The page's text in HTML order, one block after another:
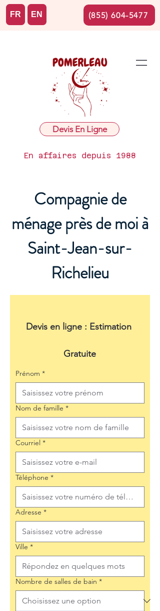
Devis En Ligne
En affaires depuis 1988
FR EN (855) 604-5477
Compagnie de
ménage près de moi à
Saint-Jean-sur-
Richelieu
Devis en ligne : Estimation
Gratuite
Prénom *
Nom de famille *
Courriel *
Téléphone *
Adresse *
Ville *
Nombre de salles de bain *